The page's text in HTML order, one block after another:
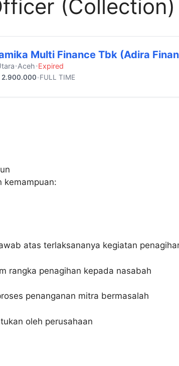
Multi Finance Tbk (Adira
•Aceh•Expired
2.900.000 •FULL TIME
kemampuan:
atas terlaksananya kegiatan
rangka penagihan kepada nasabah
penanganan mitra bermasalah
oleh perusahaan